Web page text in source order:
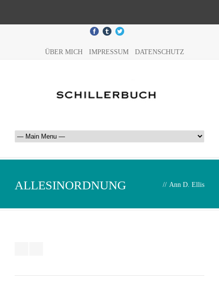
ÜBER MICH IMPRESSUM DATENSCHUTZ
ALLESINORDNUNG // Ann D. Ellis